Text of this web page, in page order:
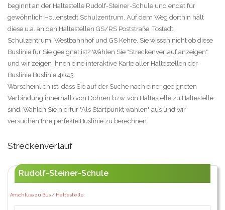
beginnt an der Haltestelle Rudolf-Steiner-Schule und endet für
gewöhnlich Hollenstedt Schulzentrum. Auf dem Weg dorthin hält
diese u.a. an den Haltestellen GS/RS Poststraße, Tostedt
Schulzentrum, Westbahnhof und GS Kehre. Sie wissen nicht ob diese
Buslinie für Sie geeignet ist? Wählen Sie "Streckenverlauf anzeigen"
und wir zeigen Ihnen eine interaktive Karte aller Haltestellen der
Buslinie Buslinie 4643.
Warscheinlich ist, dass Sie auf der Suche nach einer geeigneten
Verbindung innerhalb von Dohren bzw. von Haltestelle zu Haltestelle
sind. Wählen Sie hierfür "Als Startpunkt wählen" aus und wir
versuchen Ihre perfekte Buslinie zu berechnen.
Streckenverlauf
Rudolf-Steiner-Schule
Anschluss zu Bus / Haltestelle: